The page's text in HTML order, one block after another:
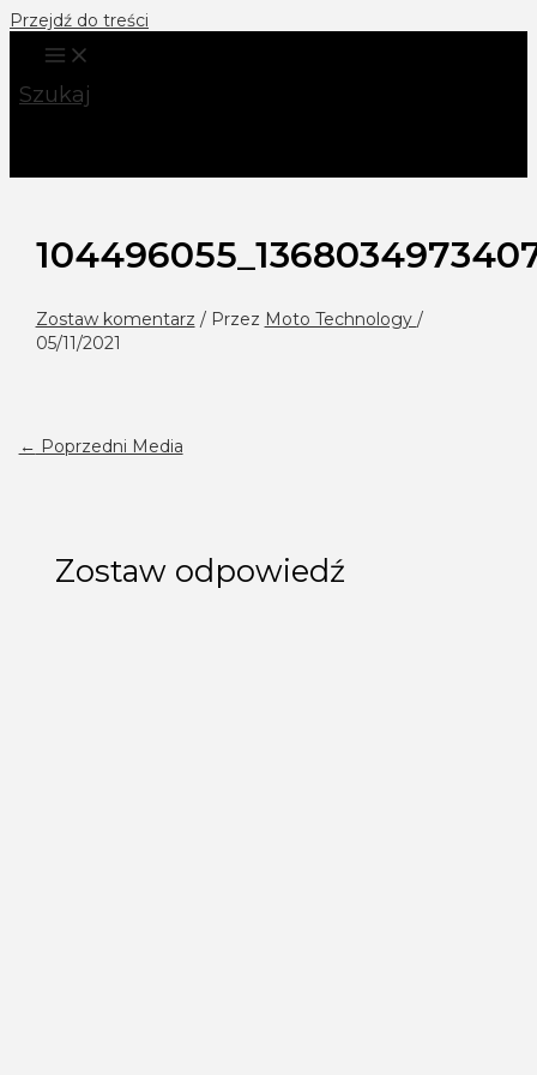
Przejdź do treści
Szukaj
Zostaw komentarz / Przez Moto Technology /
05/11/2021
← Poprzedni Media
Zostaw odpowiedź